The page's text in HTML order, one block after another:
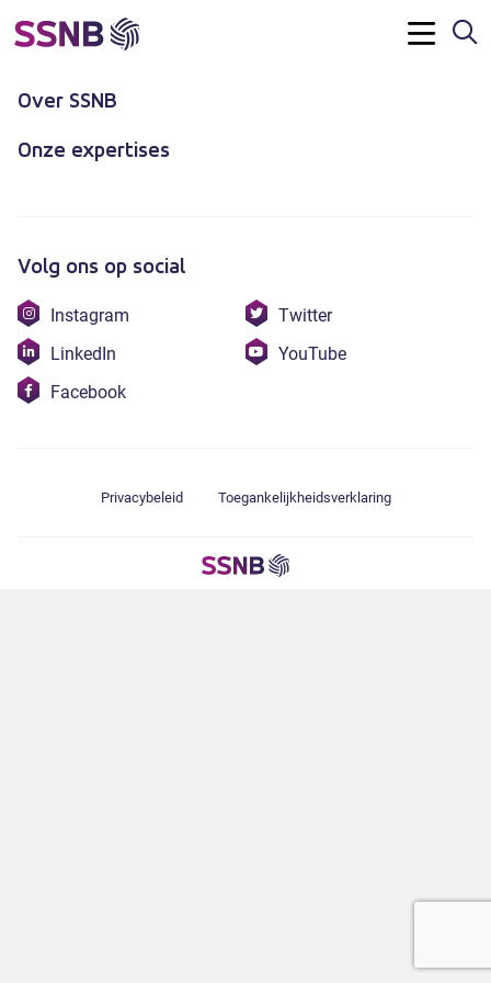
Contact
Over SSNB
Onze expertises
Volg ons op social
Bezoek
onze
instagram
Instagram
Bezoek
onze
Twitter
Bezoek
onze
LinkedIn
Bezoek
YouTube
Bezoek
Facebook
Privacybeleid Toegankelijkheidsverklaring